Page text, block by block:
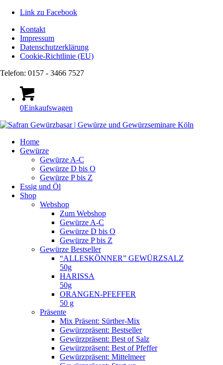
Link zu Facebook
Kontakt
Impressum
Datenschutzerklärung
Cookie-Richtlinie (EU)
Telefon: 0157 - 3466 7527
0Einkaufswagen
Home
Gewürze
Gewürze A-C
Gewürze D bis O
Gewürze P bis Z
Essig und Öl
Shop
Webshop
Zum Webshop
Gewürze A-C
Gewürze D bis O
Gewürze P bis Z
Gewürze Bestseller
“ALLESKÖNNER” GEWÜRZSALZ
50g
HARISSA
50g
ORANGEN-PFEFFER
50 g
Präsente
Mix Präsent: Sürther-Mix
Gewürzpräsent: Bestseller
Gewürzpräsent: Best of Salz
Gewürzpräsent: Best of Pfeffer
Gewürzpräsent: Mittelmeer